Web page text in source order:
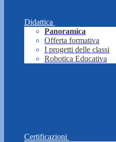
Didattica
Panoramica
Offerta formativa
I progetti delle classi
Robotica Educativa
Certificazioni